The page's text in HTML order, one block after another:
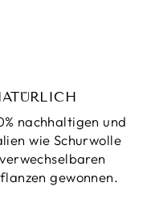
nachhaltigen und
wie Schurwolle
gewonnen.